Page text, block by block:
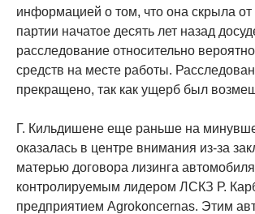
информацией о том, что она скрыла
партии начатое десять лет назад
расследование относительно
средств на месте работы.
прекращено, так как ущерб был
Г. Кильдишене еще раньше на
оказалась в центре внимания из-за
матерью договора лизинга
контролируемым лидером ЛСКЗ Р.
предприятием Agrokoncernas. Этим